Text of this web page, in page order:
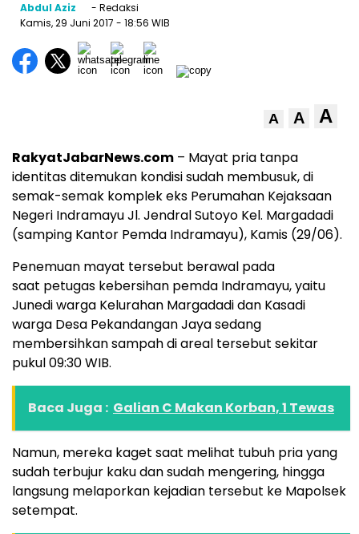
Abdul Aziz
- Redaksi
Kamis, 29 Juni 2017 - 18:56 WIB
A A A
RakyatJabarNews.com – Mayat pria tanpa
identitas ditemukan kondisi sudah membusuk, di
semak-semak komplek eks Perumahan Kejaksaan
Negeri Indramayu Jl. Jendral Sutoyo Kel. Margadadi
(samping Kantor Pemda Indramayu), Kamis (29/06).
Penemuan mayat tersebut berawal pada
saat petugas kebersihan pemda Indramayu, yaitu
Junedi warga Kelurahan Margadadi dan Kasadi
warga Desa Pekandangan Jaya sedang
membersihkan sampah di areal tersebut sekitar
pukul 09:30 WIB.
Baca Juga : Galian C Makan Korban, 1 Tewas
Namun, mereka kaget saat melihat tubuh pria yang
sudah terbujur kaku dan sudah mengering, hingga
langsung melaporkan kejadian tersebut ke Mapolsek
setempat.